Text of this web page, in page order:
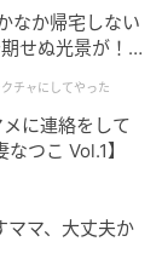
なか帰宅しない
せぬ光景が！
チャにしてやった
に連絡をして
つこ Vol.1】
マ、大丈夫か